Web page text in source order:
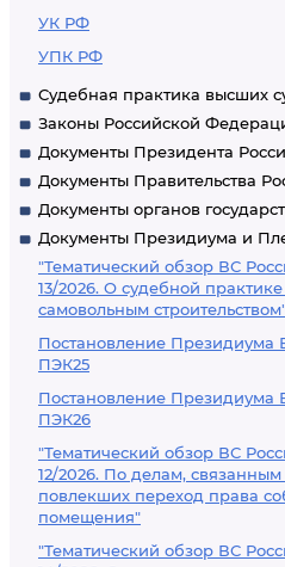
УК РФ
УПК РФ
Судебная практика высших
Законы Российской
Документы Президента
Документы Правительства
Документы органов
Документы Президиума и
"Тематический обзор ВС
13/2026. О судебной
самовольным
Постановление Президиума
ПЭК25
Постановление Президиума
ПЭК26
"Тематический обзор ВС
12/2026. По делам,
повлекших переход права
помещения"
"Тематический обзор ВС